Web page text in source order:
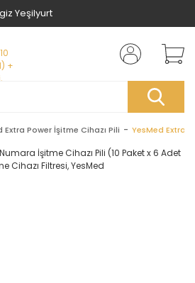
Yeşilyurt
Extra Power İşitme Cihazı Pili YesMed Extra